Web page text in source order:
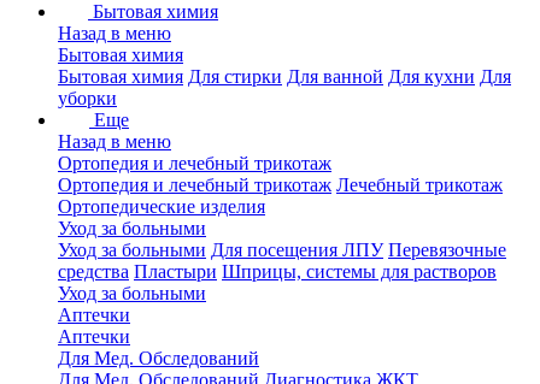
Бытовая химия
Назад в меню
Бытовая химия
Бытовая химия Для стирки Для ванной Для кухни Для
уборки
Еще
Назад в меню
Ортопедия и лечебный трикотаж
Ортопедия и лечебный трикотаж Лечебный трикотаж
Ортопедические изделия
Уход за больными
Уход за больными Для посещения ЛПУ Перевязочные
средства Пластыри Шприцы, системы для растворов
Уход за больными
Аптечки
Аптечки
Для Мед. Обследований
Для Мед. Обследований Диагностика ЖКТ